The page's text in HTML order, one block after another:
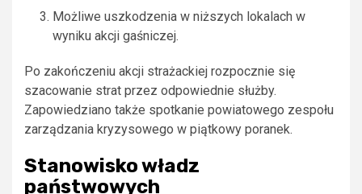
Możliwe uszkodzenia w niższych lokalach w
wyniku akcji gaśniczej.
Po zakończeniu akcji strażackiej rozpocznie się
szacowanie strat przez odpowiednie służby.
Zapowiedziano także spotkanie powiatowego zespołu
zarządzania kryzysowego w piątkowy poranek.
Stanowisko władz
państwowych